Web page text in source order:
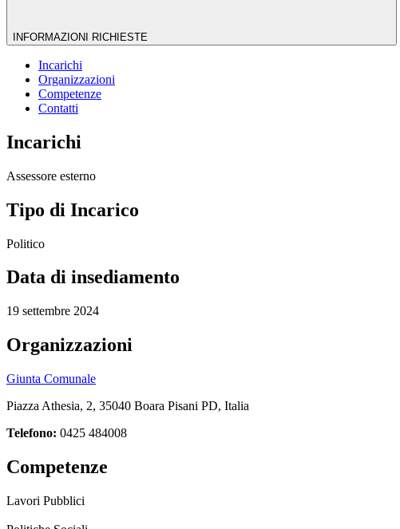
INFORMAZIONI RICHIESTE
Incarichi
Organizzazioni
Competenze
Contatti
Incarichi
Assessore esterno
Tipo di Incarico
Politico
Data di insediamento
19 settembre 2024
Organizzazioni
Giunta Comunale
Piazza Athesia, 2, 35040 Boara Pisani PD, Italia
Telefono: 0425 484008
Competenze
Lavori Pubblici